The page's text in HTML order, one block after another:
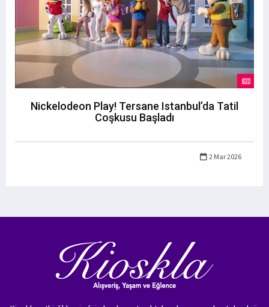
Nickelodeon Play! Tersane Istanbul’da Tatil
Coşkusu Başladı
2 Mar 2026